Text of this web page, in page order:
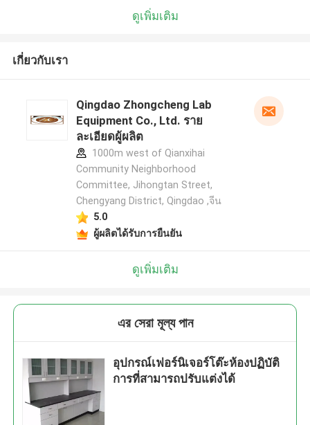
ดูเพิ่มเติม
เกี่ยวกับเรา
Qingdao Zhongcheng Lab
Equipment Co., Ltd. ราย
ละเอียดผู้ผลิต
1000m west of Qianxihai
Community Neighborhood
Committee, Jihongtan Street,
Chengyang District, Qingdao ,จีน
5.0
ผู้ผลิตได้รับการยืนยัน
ดูเพิ่มเติม
এর সেরা মূল্য পান
อุปกรณ์เฟอร์นิเจอร์โต๊ะห้องปฏิบัติ
การที่สามารถปรับแต่งได้